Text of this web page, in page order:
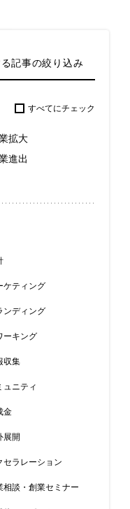
記事の絞り込み
すべてにチェック
拡大
進出
ケティング
ンディング
ーキング
収集
ュニティ
金
展開
セラレーション
相談・創業セミナー